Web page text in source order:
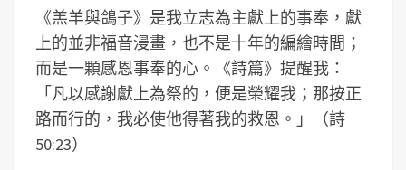
《羔羊與鴿子》是我立志為主獻上的事奉，獻
上的並非福音漫畫，也不是十年的編繪時間；
而是一顆感恩事奉的心。《詩篇》提醒我：
「凡以感謝獻上為祭的，便是榮耀我；那按正
路而行的，我必使他得著我的救恩。」（詩
50:23）